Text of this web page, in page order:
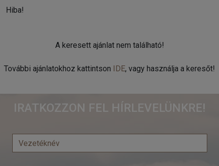
Hiba!
A keresett ajánlat nem található!
További ajánlatokhoz kattintson IDE, vagy használja a keresőt!
IRATKOZZON FEL HÍRLEVELÜNKRE!